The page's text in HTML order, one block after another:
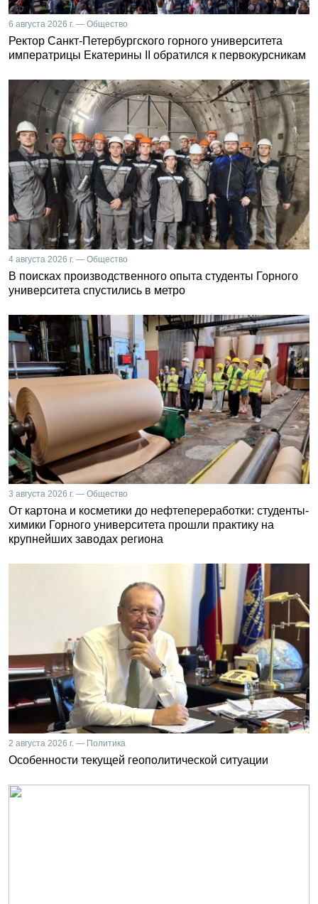
6 августа 2026 г. — Общество
Ректор Санкт-Петербургского горного университета
императрицы Екатерины II обратился к первокурсникам
4 августа 2026 г. — Общество
В поисках производственного опыта студенты Горного
университета спустились в метро
3 августа 2026 г. — Общество
От картона и косметики до нефтепереработки: студенты-
химики Горного университета прошли практику на
крупнейших заводах региона
2 августа 2026 г. — Политика
Особенности текущей геополитической ситуации